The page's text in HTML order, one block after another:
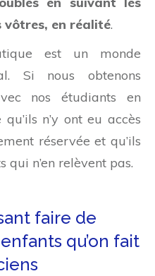
vôtres, en réalité.
est un monde
Si nous obtenons
nos étudiants en
n’y ont eu accès
réservée et qu’ils
qui n’en relèvent pas.
faire de
qu’on fait